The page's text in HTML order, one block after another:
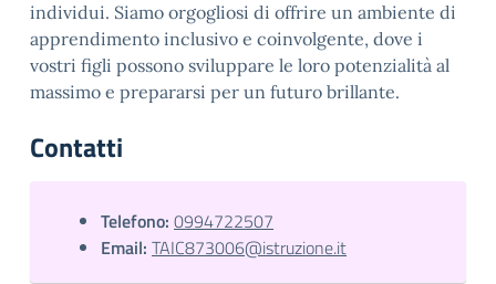
individui. Siamo orgogliosi di offrire un ambiente di
apprendimento inclusivo e coinvolgente, dove i
vostri figli possono sviluppare le loro potenzialità al
massimo e prepararsi per un futuro brillante.
Contatti
Telefono: 0994722507
Email: TAIC873006@istruzione.it